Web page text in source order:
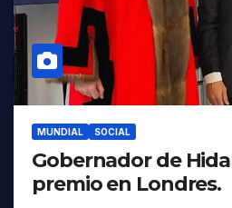
MUNDIAL SOCIAL
Gobernador de
premio en Londres.